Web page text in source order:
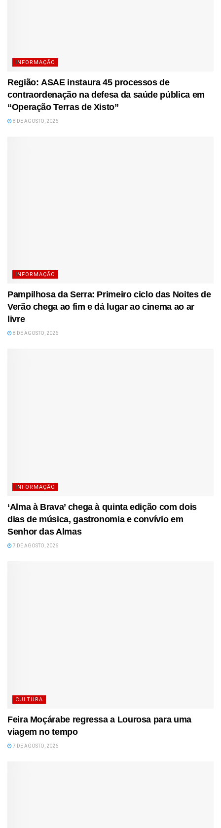
INFORMAÇÃO
Região: ASAE instaura 45 processos de
contraordenação na defesa da saúde pública em
“Operação Terras de Xisto”
8 DE AGOSTO, 2026
INFORMAÇÃO
Pampilhosa da Serra: Primeiro ciclo das Noites de
Verão chega ao fim e dá lugar ao cinema ao ar
livre
8 DE AGOSTO, 2026
INFORMAÇÃO
‘Alma à Brava’ chega à quinta edição com dois
dias de música, gastronomia e convívio em
Senhor das Almas
7 DE AGOSTO, 2026
CULTURA
Feira Moçárabe regressa a Lourosa para uma
viagem no tempo
7 DE AGOSTO, 2026